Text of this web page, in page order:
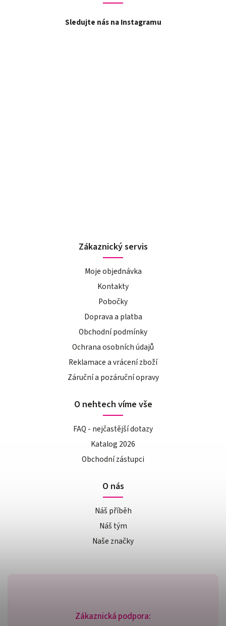
Zákaznická podpora:
Sledujte nás na Instagramu
Zákaznický servis
Moje objednávka
Kontakty
Pobočky
Doprava a platba
Obchodní podmínky
Ochrana osobních údajů
Reklamace a vrácení zboží
Záruční a pozáruční opravy
O nehtech víme vše
FAQ - nejčastější dotazy
Katalog 2026
Obchodní zástupci
O nás
Náš příběh
Náš tým
Naše značky